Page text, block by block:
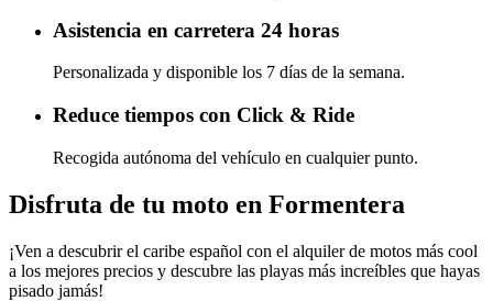
Asistencia en carretera 24 horas
Personalizada y disponible los 7 días de la semana.
Reduce tiempos con Click & Ride
Recogida autónoma del vehículo en cualquier punto.
Disfruta de tu moto en Formentera
¡Ven a descubrir el caribe español con el alquiler de motos más cool
a los mejores precios y descubre las playas más increíbles que hayas
pisado jamás!